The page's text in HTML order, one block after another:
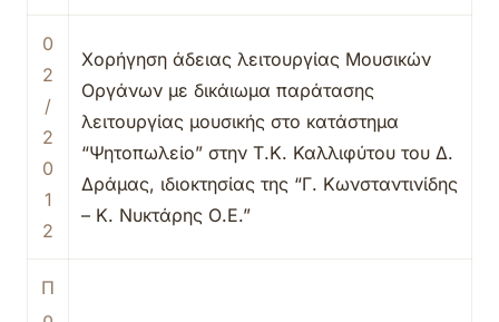
0
2
/
2
0
1
2
Χορήγηση άδειας λειτουργίας Μουσικών
Οργάνων με δικάιωμα παράτασης
λειτουργίας μουσικής στο κατάστημα
“Ψητοπωλείο” στην Τ.Κ. Καλλιφύτου του Δ.
Δράμας, ιδιοκτησίας της “Γ. Κωνσταντινίδης
– Κ. Νυκτάρης Ο.Ε.”
Π